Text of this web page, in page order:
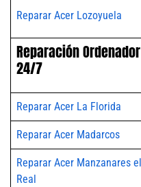
Reparar Acer Lozoyuela
Reparación Ordenador
24/7
Reparar Acer La Florida
Reparar Acer Madarcos
Reparar Acer Manzanares el
Real